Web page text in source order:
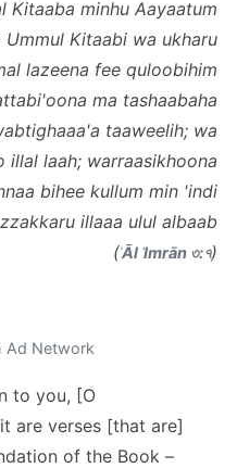
Kitaaba minhu Aayaatum
Ummul Kitaabi wa ukharu
lazeena fee quloobihim
ma tashaabaha
taaweelih; wa
illal laah; warraasikhoona
bihee kullum min 'indi
illaaa ulul albaab
(ʾĀl ʿImrān ৩:৭)
Ad Network
to you, [O
are verses [that are]
of the Book –